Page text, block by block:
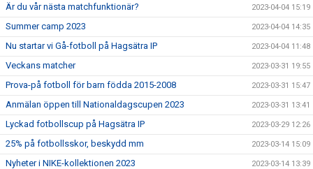
Är du vår nästa matchfunktionär? 2023-04-04 15:19
Summer camp 2023 2023-04-04 14:35
Nu startar vi Gå-fotboll på Hagsätra IP 2023-04-04 11:48
Veckans matcher 2023-03-31 19:55
Prova-på fotboll för barn födda 2015-2008 2023-03-31 15:47
Anmälan öppen till Nationaldagscupen 2023 2023-03-31 13:41
Lyckad fotbollscup på Hagsätra IP 2023-03-29 12:26
25% på fotbollsskor, beskydd mm 2023-03-14 15:09
Nyheter i NIKE-kollektionen 2023 2023-03-14 13:39